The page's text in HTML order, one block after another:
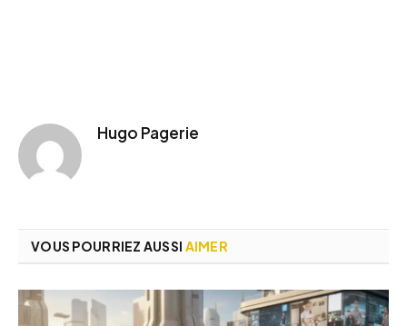
Hugo Pagerie
VOUS POURRIEZ AUSSI AIMER